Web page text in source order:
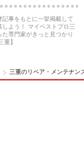
事をもとに一挙掲載して
よう！ マイベストプロ三
専門家がきっと見つかり
重】
三重のリペア・メンテナン